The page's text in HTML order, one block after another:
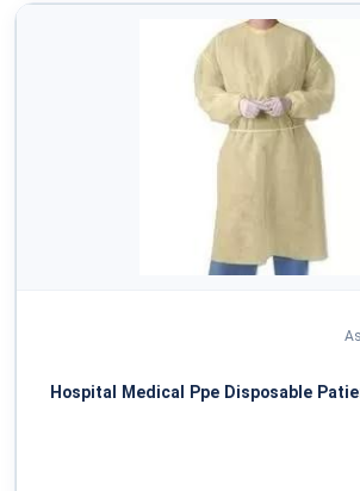
Hospital Medical Ppe Disposable